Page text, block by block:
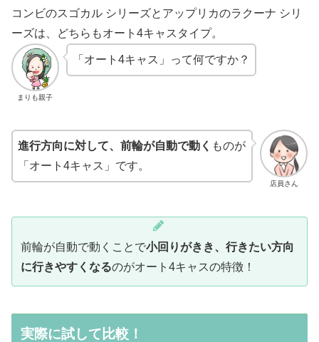
コンビのスゴカル シリーズとアップリカのラクーナ シリ
ーズは、どちらもオート4キャスタイプ。
まりも親子
「オート4キャス」って何ですか？
店員さん
進行方向に対して、前輪が自動で動く ものが
「オート4キャス」です。
前輪が自動で動くことで小回りがきき、行きたい方向
に行きやすくなるのがオート4キャスの特徴！
実際に試して比較！